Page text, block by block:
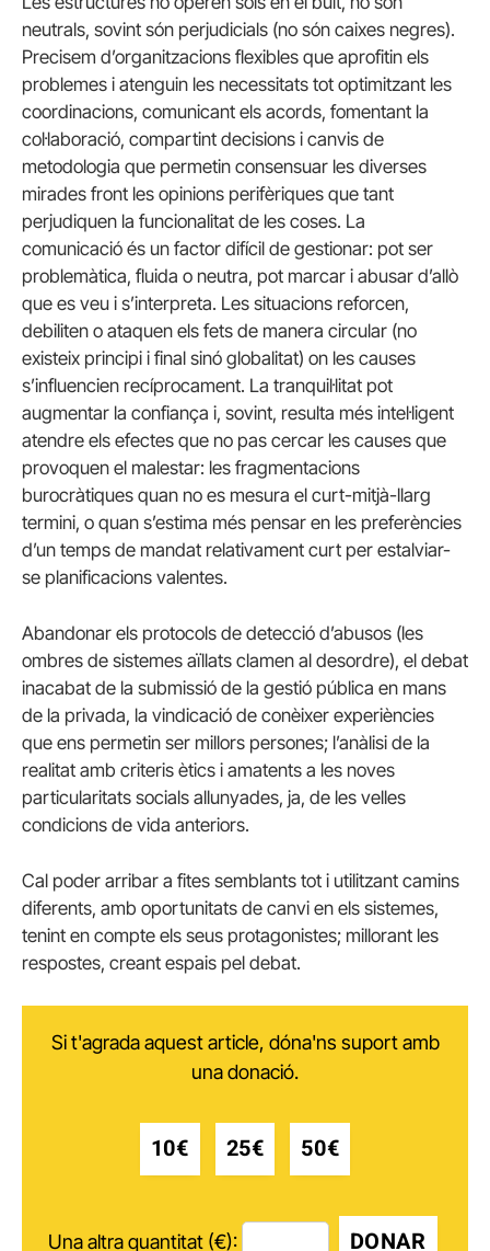
neutrals, sovint són perjudicials (no són caixes negres).
Precisem d’organitzacions flexibles que aprofitin els
problemes i atenguin les necessitats tot optimitzant les
coordinacions, comunicant els acords, fomentant la
col·laboració, compartint decisions i canvis de
metodologia que permetin consensuar les diverses
mirades front les opinions perifèriques que tant
perjudiquen la funcionalitat de les coses. La
comunicació és un factor difícil de gestionar: pot ser
problemàtica, fluida o neutra, pot marcar i abusar d’allò
que es veu i s’interpreta. Les situacions reforcen,
debiliten o ataquen els fets de manera circular (no
existeix principi i final sinó globalitat) on les causes
s’influencien recíprocament. La tranquil·litat pot
augmentar la confiança i, sovint, resulta més intel·ligent
atendre els efectes que no pas cercar les causes que
provoquen el malestar: les fragmentacions
burocràtiques quan no es mesura el curt-mitjà-llarg
termini, o quan s’estima més pensar en les preferències
d’un temps de mandat relativament curt per estalviar-
se planificacions valentes.
Abandonar els protocols de detecció d’abusos (les
ombres de sistemes aïllats clamen al desordre), el debat
inacabat de la submissió de la gestió pública en mans
de la privada, la vindicació de conèixer experiències
que ens permetin ser millors persones; l’anàlisi de la
realitat amb criteris ètics i amatents a les noves
particularitats socials allunyades, ja, de les velles
condicions de vida anteriors.
Cal poder arribar a fites semblants tot i utilitzant camins
diferents, amb oportunitats de canvi en els sistemes,
tenint en compte els seus protagonistes; millorant les
respostes, creant espais pel debat.
Si t'agrada aquest article, dóna'ns suport amb
una donació.
10€ 25€ 50€
Una altra quantitat (€): DONAR